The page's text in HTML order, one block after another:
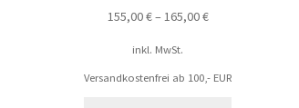
155,00€– 165,00€
inkl. MwSt.
Versandkostenfrei ab 100,- EUR